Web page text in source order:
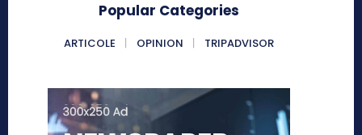
Popular Categories
ARTICOLE OPINION TRIPADVISOR